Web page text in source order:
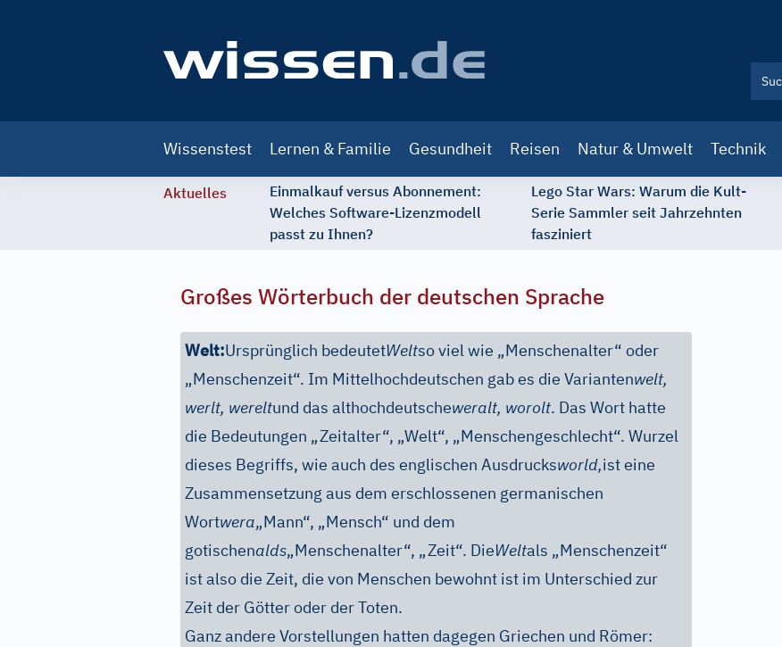
navigation
Wissenstest Lernen & Familie Gesundheit Reisen Natur & Umwelt Technik
Aktuelles
Einmalkauf versus Abonnement:
Welches Software-Lizenzmodell
passt zu Ihnen?
Lego Star Wars: Warum die Kult-
Serie Sammler seit Jahrzehnten
fasziniert
Großes Wörterbuch der deutschen Sprache
Welt:Ursprünglich bedeutetWeltso viel wie „Menschenalter“ oder
„Menschenzeit“. Im Mittelhochdeutschen gab es die Variantenwelt,
werlt, wereltund das althochdeutscheweralt, worolt. Das Wort hatte
die Bedeutungen „Zeitalter“, „Welt“, „Menschengeschlecht“. Wurzel
dieses Begriffs, wie auch des englischen Ausdrucksworld,ist eine
Zusammensetzung aus dem erschlossenen germanischen
Wortwera„Mann“, „Mensch“ und dem
gotischenalds„Menschenalter“, „Zeit“. DieWeltals „Menschenzeit“
ist also die Zeit, die von Menschen bewohnt ist im Unterschied zur
Zeit der Götter oder der Toten.
Ganz andere Vorstellungen hatten dagegen Griechen und Römer: